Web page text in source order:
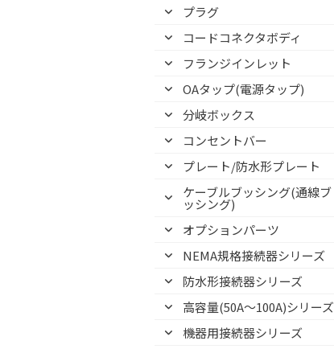
プラグ
コードコネクタボディ
フランジインレット
OAタップ(電源タップ)
分岐ボックス
コンセントバー
プレート/防水形プレート
ケーブルブッシング(通線ブ
ッシング)
オプションパーツ
NEMA規格接続器シリーズ
防水形接続器シリーズ
高容量(50A～100A)シリーズ
機器用接続器シリーズ